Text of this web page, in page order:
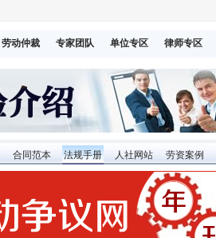
劳动仲裁 专家团队 单位专区 律师专区
合同范本 法规手册 人社网站 劳资案例